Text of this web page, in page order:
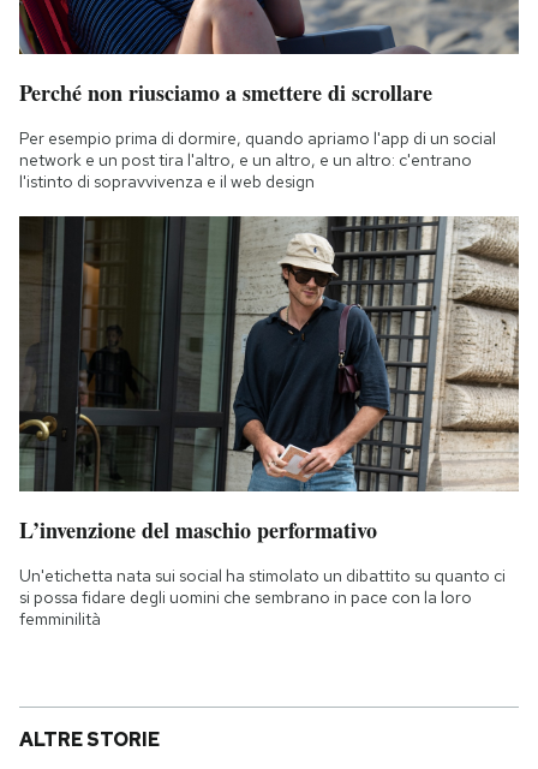
Perché non riusciamo a smettere di scrollare
Per esempio prima di dormire, quando apriamo l'app di un social
network e un post tira l'altro, e un altro, e un altro: c'entrano
l'istinto di sopravvivenza e il web design
L’invenzione del maschio performativo
Un'etichetta nata sui social ha stimolato un dibattito su quanto ci
si possa fidare degli uomini che sembrano in pace con la loro
femminilità
ALTRE STORIE